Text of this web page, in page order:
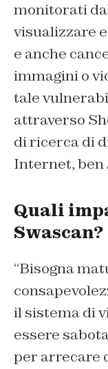
monitorati
visualizzare
e anche
immagini o
tale
attraverso
di ricerca di
Internet, ben
Quali
Swascan?
“Bisogna
il sistema di
essere
per arrecare